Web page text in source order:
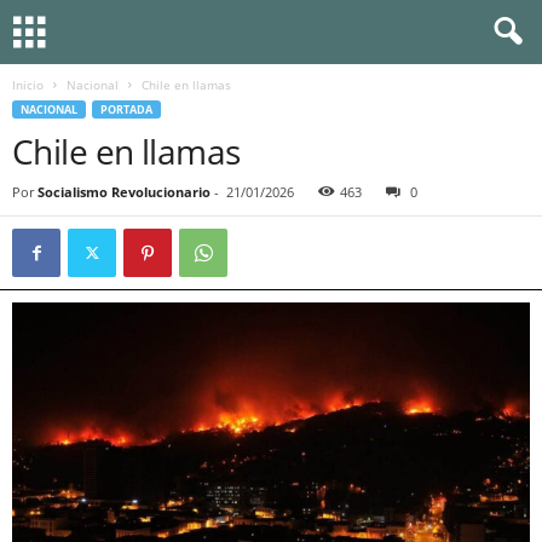
Inicio Nacional Chile en llamas
NACIONAL PORTADA
Chile en llamas
Por Socialismo Revolucionario - 21/01/2026 463 0